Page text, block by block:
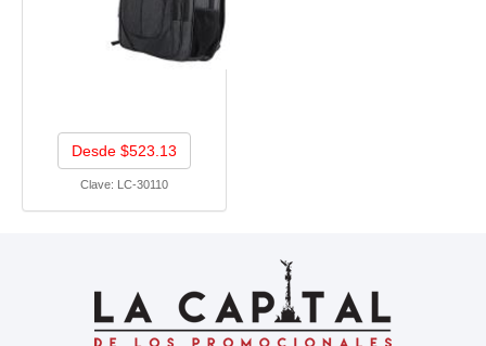
Desde $523.13
Clave: LC-30110